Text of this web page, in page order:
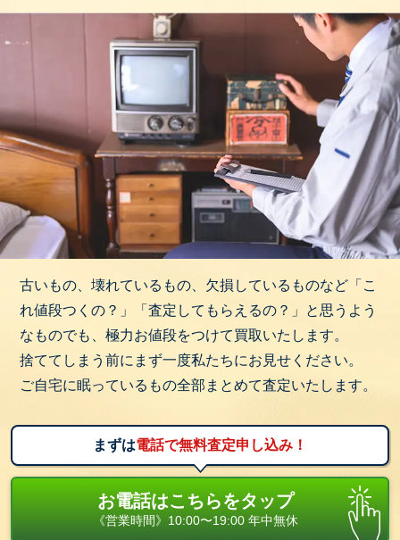
古いもの、壊れているもの、欠損しているものなど「こ
れ値段つくの？」「査定してもらえるの？」と思うよう
なものでも、極力お値段をつけて買取いたします。
捨ててしまう前にまず一度私たちにお見せください。
ご自宅に眠っているもの全部まとめて査定いたします。
まずは電話で無料査定申し込み！
お電話はこちらをタップ
《営業時間》10:00〜19:00 年中無休